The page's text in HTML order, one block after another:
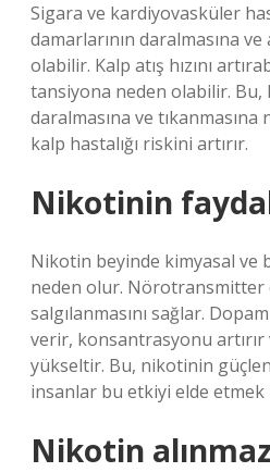
Sigara ve kardiyovasküler
damarlarının daralmasına
olabilir. Kalp atış hızını
tansiyona neden olabilir. Bu,
daralmasına ve
kalp hastalığı riskini artırır.
Nikotinin
Nikotin beyinde kimyasal ve
neden olur. Nörotransmitter
salgılanmasını sağlar.
verir, konsantrasyonu
yükseltir. Bu, nikotinin
insanlar bu etkiyi elde
Nikotin